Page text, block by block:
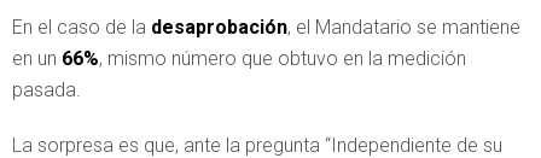
En el caso de la desaprobación, el Mandatario se mantiene
en un 66%, mismo número que obtuvo en la medición
pasada.
La sorpresa es que, ante la pregunta “Independiente de su